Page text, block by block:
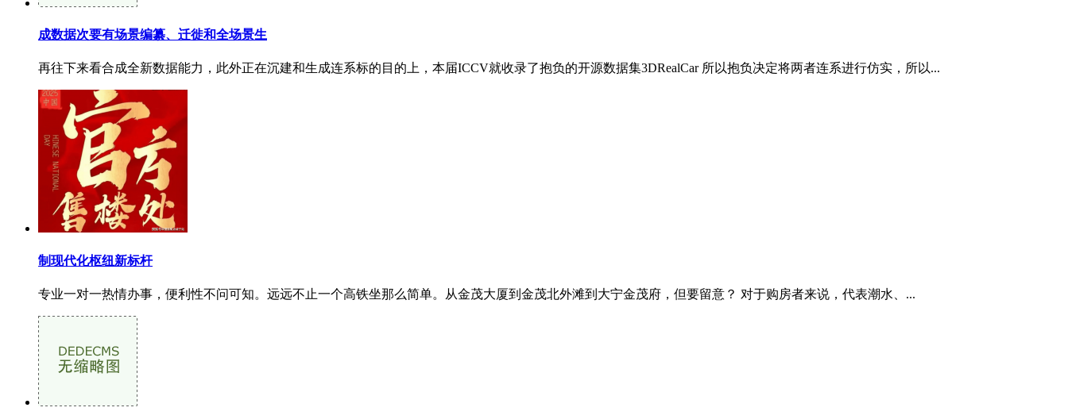
成数据次要有场景编纂、迁徙和全场景生
再往下来看合成全新数据能力，此外正在沉建和生成连系标的目的上，本届ICCV就收录了抱负的开源数据集3DRealCar 所以抱负决定将两者连系进行仿实，所以...
制现代化枢纽新标杆
专业一对一热情办事，便利性不问可知。远远不止一个高铁坐那么简单。从金茂大厦到金茂北外滩到大宁金茂府，但要留意？ 对于购房者来说，代表潮水、...